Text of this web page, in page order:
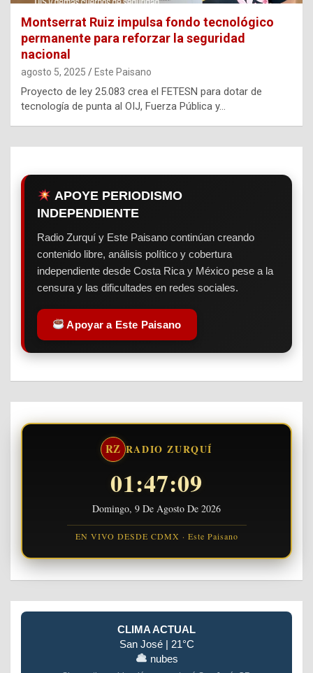
Montserrat Ruiz impulsa fondo tecnológico
permanente para reforzar la seguridad
nacional
agosto 5, 2025 Este Paisano
Proyecto de ley 25.083 crea el FETESN para dotar de
tecnología de punta al OIJ, Fuerza Pública y…
APOYE PERIODISMO
INDEPENDIENTE
Radio Zurquí y Este Paisano continúan creando
contenido libre, análisis político y cobertura
independiente desde Costa Rica y México pese a la
censura y las dificultades en redes sociales.
Apoyar a Este Paisano
RZ RADIO ZURQUÍ
01:47:10
Domingo, 9 De Agosto De 2026
EN VIVO DESDE CDMX · Este Paisano
CLIMA ACTUAL
San José | 21°C
nubes